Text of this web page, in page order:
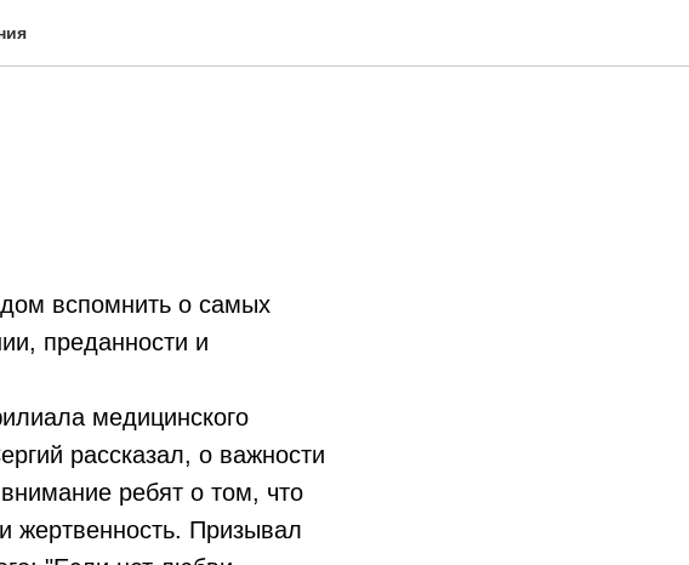
вспомнить о самых
преданности и
медицинского
рассказал, о важности
ребят о том, что
жертвенность. Призывал